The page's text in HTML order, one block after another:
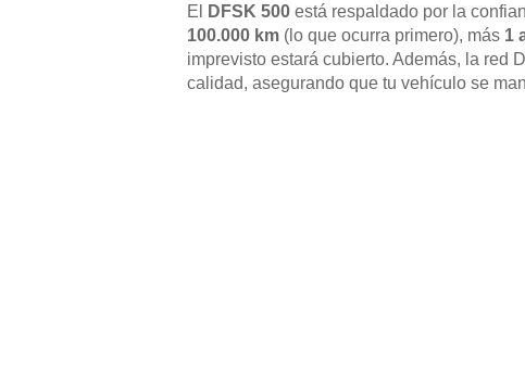
El DFSK 500 está respaldado por la
100.000 km (lo que ocurra primero), más 1
imprevisto estará cubierto. Además, la red
calidad, asegurando que tu vehículo se